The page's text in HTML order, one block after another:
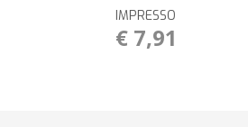
IMPRESSO
€ 7,91